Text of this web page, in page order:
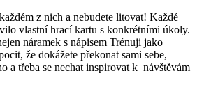
z nich a nebudete litovat! Každé
vlastní hrací kartu s konkrétními úkoly.
náramek s nápisem Trénuji jako
že dokážete překonat sami sebe,
a třeba se nechat inspirovat k návštěvám